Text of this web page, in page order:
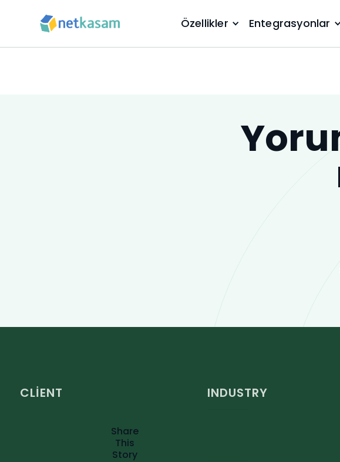
Özellikler Entegrasyonlar
CLIENT INDUSTRY
Share
This
Story